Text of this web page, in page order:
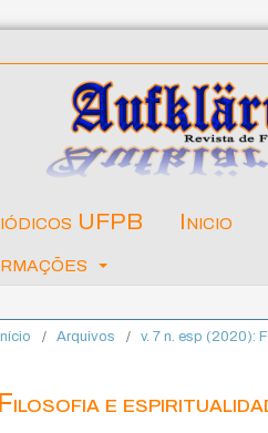
UFPB Inicio
/ Arquivos / v. 7 n. esp (2020):
Filosofia e